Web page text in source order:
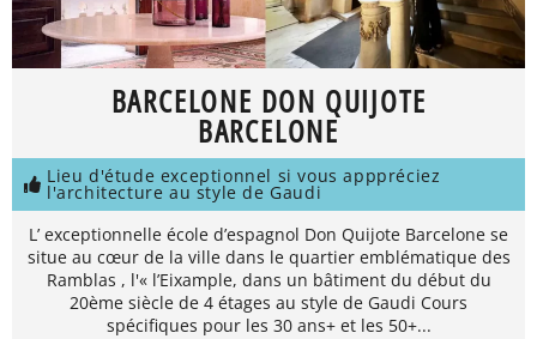
BARCELONE DON QUIJOTE
BARCELONE
Lieu d'étude exceptionnel si vous apppréciez
l'architecture au style de Gaudi
L’ exceptionnelle école d’espagnol Don Quijote Barcelone se
situe au cœur de la ville dans le quartier emblématique des
Ramblas , l'« l’Eixample, dans un bâtiment du début du
20ème siècle de 4 étages au style de Gaudi Cours
spécifiques pour les 30 ans+ et les 50+...